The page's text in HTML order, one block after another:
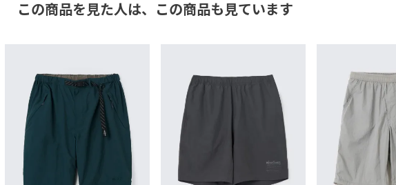
この商品を見た人は、 この商品も見ています